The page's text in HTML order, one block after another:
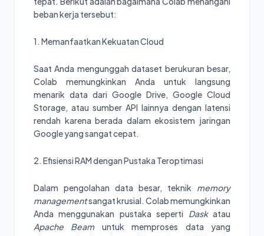
beban kerja tersebut:
1. Memanfaatkan Kekuatan Cloud
Saat Anda mengunggah dataset berukuran besar,
Colab memungkinkan Anda untuk langsung
menarik data dari Google Drive, Google Cloud
Storage, atau sumber API lainnya dengan latensi
rendah karena berada dalam ekosistem jaringan
Google yang sangat cepat.
2. Efisiensi RAM dengan Pustaka Teroptimasi
Dalam pengolahan data besar, teknik memory
managementsangat krusial. Colab memungkinkan
Anda menggunakan pustaka seperti Daskatau
Apache Beamuntuk memproses data yang